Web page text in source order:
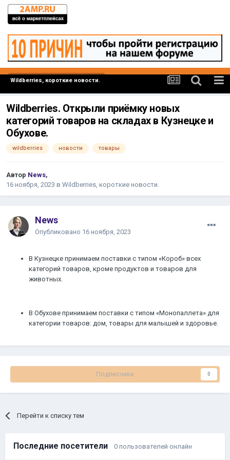
Wildberries, короткие новости.
Wildberries. Открыли приёмку новых
категорий товаров на складах в Кузнецке и
Обухове.
wildberries новости товары
Автор News,
16 ноября, 2023 в Wildberries, короткие новости.
News
Опубликовано 16 ноября, 2023
В Кузнецке принимаем поставки с типом «Короб» всех
категорий товаров, кроме продуктов и товаров для
животных.
В Обухове принимаем поставки с типом «Монопаллета» для
категории товаров: дом, товары для малышей и здоровье.
Подписчики 0
Перейти к списку тем
Последние посетители 0 пользователей онлайн